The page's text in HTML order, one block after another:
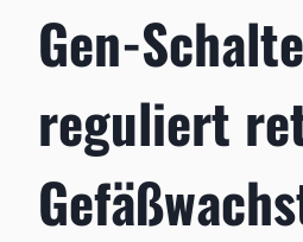
Gen-
reguliert